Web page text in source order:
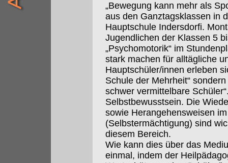
„Bewegung kann mehr als
aus den Ganztagsklassen in
Hauptschule Indersdorfi.
Jugendlichen der Klassen 5
„Psychomotorik“ im
stark machen für alltägliche
Hauptschüler/innen erleben
Schule der Mehrheit“
schwer vermittelbare
Selbstbewusstsein. Die
sowie Herangehensweisen
(Selbstermächtigung) sind
diesem Bereich.
Wie kann dies über das
einmal, indem der